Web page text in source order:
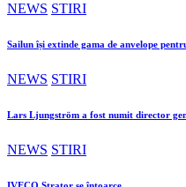
NEWS STIRI
Sailun își extinde gama de anvelope
NEWS STIRI
Lars Ljungström a fost numit director
NEWS STIRI